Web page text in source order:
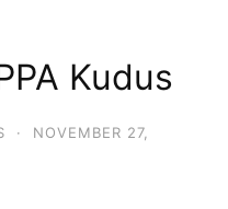
Kudus
·
NOVEMBER 27,